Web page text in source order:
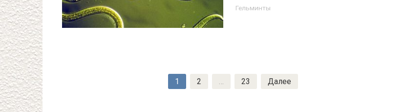
Гельминты
1 2 … 23 Далее